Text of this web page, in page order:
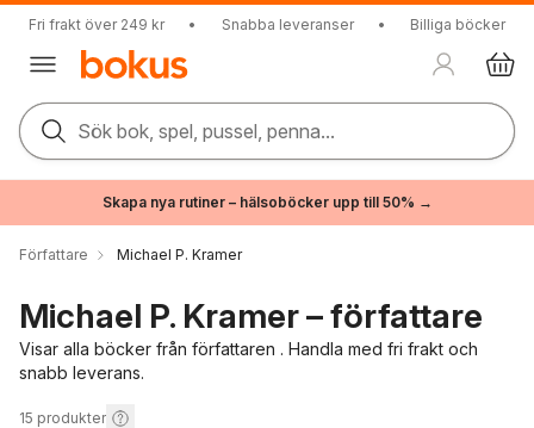
Fri frakt över 249 kr • Snabba leveranser • Billiga böcker
Sök bok, spel, pussel, penna...
Skapa nya rutiner – hälsoböcker upp till 50% →
Författare Michael P. Kramer
Michael P. Kramer – författare
Visar alla böcker från författaren . Handla med fri frakt och
snabb leverans.
15 produkter